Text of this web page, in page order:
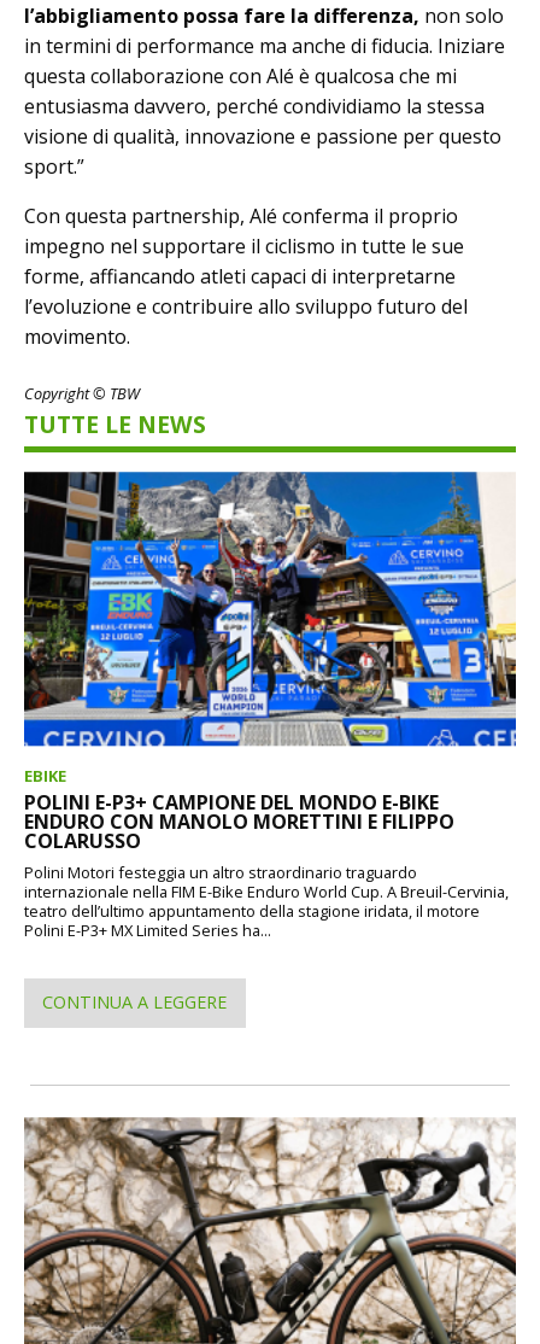
l’abbigliamento possa fare la differenza, non solo
in termini di performance ma anche di fiducia. Iniziare
questa collaborazione con Alé è qualcosa che mi
entusiasma davvero, perché condividiamo la stessa
visione di qualità, innovazione e passione per questo
sport.”
Con questa partnership, Alé conferma il proprio
impegno nel supportare il ciclismo in tutte le sue
forme, affiancando atleti capaci di interpretarne
l’evoluzione e contribuire allo sviluppo futuro del
movimento.
Copyright © TBW
TUTTE LE NEWS
EBIKE
POLINI E-P3+ CAMPIONE DEL MONDO E-BIKE
ENDURO CON MANOLO MORETTINI E FILIPPO
COLARUSSO
Polini Motori festeggia un altro straordinario traguardo
internazionale nella FIM E-Bike Enduro World Cup. A Breuil-Cervinia,
teatro dell’ultimo appuntamento della stagione iridata, il motore
Polini E-P3+ MX Limited Series ha...
CONTINUA A LEGGERE